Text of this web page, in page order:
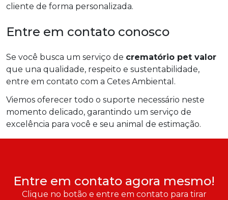
cliente de forma personalizada.
Entre em contato conosco
Se você busca um serviço de crematório pet valor
que una qualidade, respeito e sustentabilidade,
entre em contato com a Cetes Ambiental.
Viemos oferecer todo o suporte necessário neste
momento delicado, garantindo um serviço de
excelência para você e seu animal de estimação.
Entre em contato agora mesmo!
Clique no botão e entre em contato para tirar